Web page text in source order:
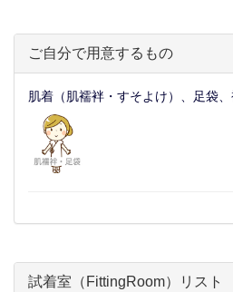
ご自分で用意するもの
肌着（肌襦袢・すそよけ）、足袋
試着室（FittingRoom）リスト